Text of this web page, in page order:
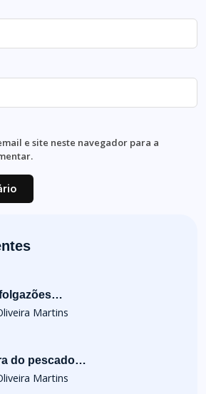
e site neste navegador para a
Martins
do pescado…
Martins